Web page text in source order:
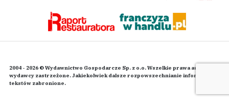
2004 - 2026 © Wydawnictwo Gospodarcze Sp. z o.o. Wszelkie prawa autorskie
wydawcy zastrzeżone. Jakiekolwiek dalsze rozpowszechnianie informacji i
tekstów zabronione.